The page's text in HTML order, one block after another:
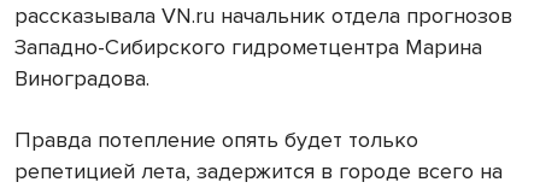
рассказывала VN.ru начальник отдела прогнозов
Западно-Сибирского гидрометцентра Марина
Виноградова.
Правда потепление опять будет только
репетицией лета, задержится в городе всего на